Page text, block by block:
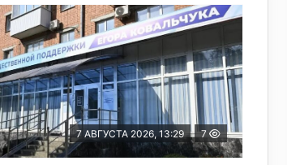
7 АВГУСТА 2026, 13:29 7